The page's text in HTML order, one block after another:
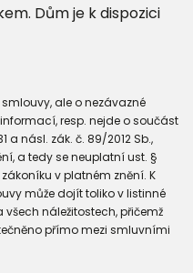
Dům je k dispozici
ale o nezávazné
resp. nejde o součást
a násl. zák. č. 89/2012 Sb.,
a tedy se neuplatní ust. §
zákoníku v platném znění. K
může dojít toliko v listinné
náležitostech, přičemž
přímo mezi smluvními